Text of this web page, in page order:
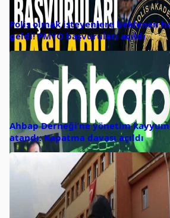
Polis olmak isteyenlere beklenen
geldi! PMYO başvuruları açıldı
Ahbap Derneği’ne yönetim
atandı: Kapatma davası açıldı